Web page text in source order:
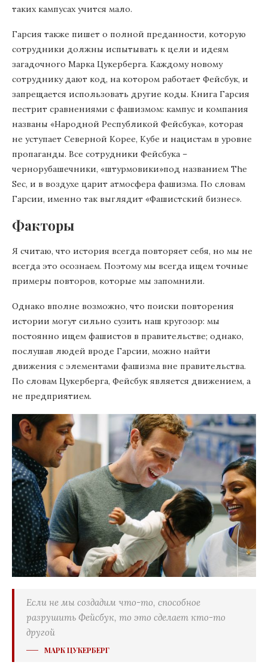
таких кампусах учится мало.
Гарсия также пишет о полной преданности, которую
сотрудники должны испытывать к цели и идеям
загадочного Марка Цукерберга. Каждому новому
сотруднику дают код, на котором работает Фейсбук, и
запрещается использовать другие коды. Книга Гарсия
пестрит сравнениями с фашизмом: кампус и компания
названы «Народной Республикой Фейсбука», которая
не уступает Северной Корее, Кубе и нацистам в уровне
пропаганды. Все сотрудники Фейсбука –
чернорубашечники, «штурмовики»под названием The
Sec, и в воздухе царит атмосфера фашизма. По словам
Гарсии, именно так выглядит «Фашистский бизнес».
Факторы
Я считаю, что история всегда повторяет себя, но мы не
всегда это осознаем. Поэтому мы всегда ищем точные
примеры повторов, которые мы запомнили.
Однако вполне возможно, что поиски повторения
истории могут сильно сузить наш кругозор: мы
постоянно ищем фашистов в правительстве; однако,
послушав людей вроде Гарсии, можно найти
движения с элементами фашизма вне правительства.
По словам Цукерберга, Фейсбук является движением, а
не предприятием.
Если не мы создадим что-то, способное
разрушить Фейсбук, то это сделает кто-то
другой
МАРК ЦУКЕРБЕРГ